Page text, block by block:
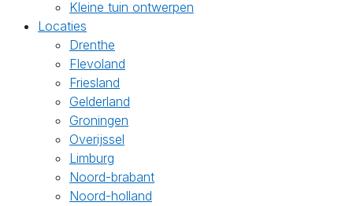
Kleine tuin ontwerpen
Locaties
Drenthe
Flevoland
Friesland
Gelderland
Groningen
Overijssel
Limburg
Noord-brabant
Noord-holland